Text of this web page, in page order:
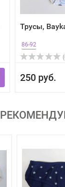
Трусы,
86-92
250 руб.